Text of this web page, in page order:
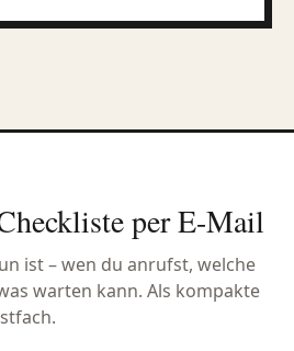
per E-Mail
ist – wen du anrufst, welche
warten kann. Als kompakte